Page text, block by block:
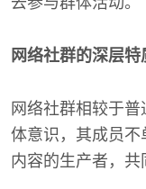
网络社群的深层特
网络社群相较于
体意识，其成员
内容的生产者，共